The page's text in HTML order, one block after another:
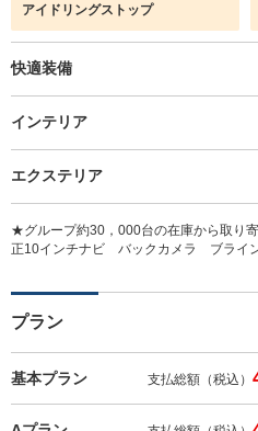
アイドリングストップ
快適装備
インテリア
エクステリア
★グループ約30，000台の在庫から取
正10インチナビ バックカメラ ブライ
プラン
基本プラン 支払総額（税込）